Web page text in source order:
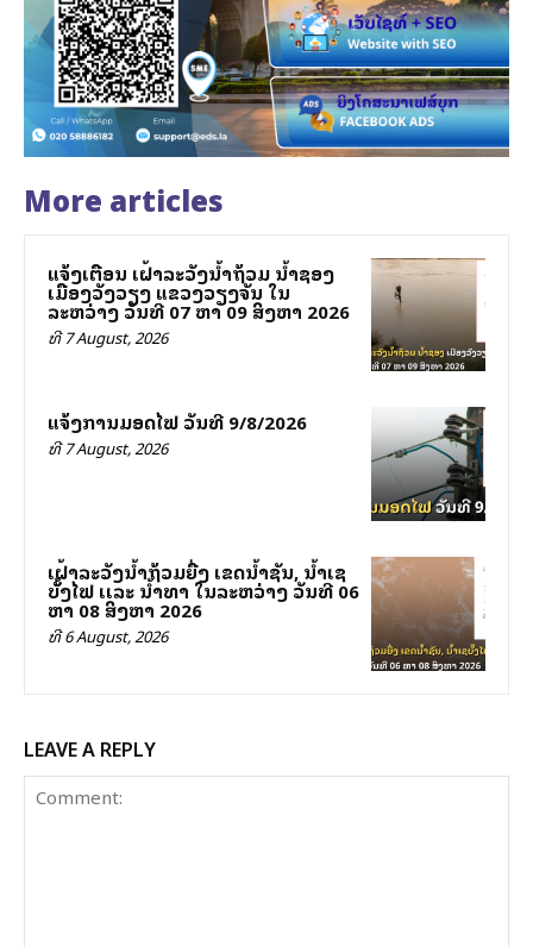
More articles
ແຈ້ງເຕືອນ ເຝົ້າລະວັງນ້ຳຖ້ວມ ນ້ຳຊອງ
ເມືອງວັງວຽງ ແຂວງວຽງຈັນ ໃນ
ລະຫວ່າງ ວັນທີ 07 ຫາ 09 ສິງຫາ 2026
ທີ 7 August, 2026
ແຈ້ງການມອດໄຟ ວັນທີ 9/8/2026
ທີ 7 August, 2026
ເຝົ້າລະວັງນໍ້າຖ້ວມຍື່ງ ເຂດນໍ້າຊັນ, ນໍ້າເຊ
ບັັ້ງໄຟ ເເລະ ນໍ້າທາ ໃນລະຫວ່າງ ວັນທີ 06
ຫາ 08 ສິງຫາ 2026
ທີ 6 August, 2026
LEAVE A REPLY